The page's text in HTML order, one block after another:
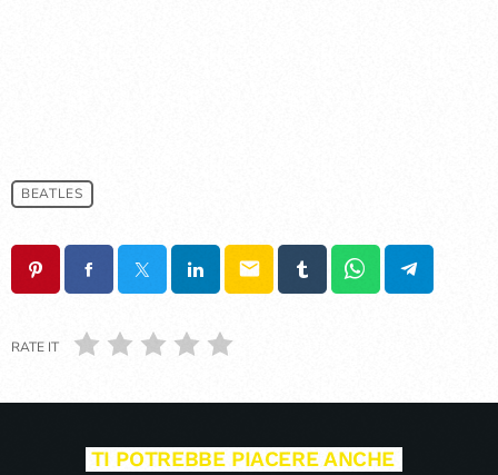
BEATLES
email
RATE IT
TI POTREBBE PIACERE ANCHE